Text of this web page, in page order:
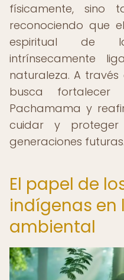
físicamente, sino
reconociendo que
espiritual de
intrínsecamente
naturaleza. A través
busca
Pachamama y
cuidar y
generaciones futuras.
El papel de
indígenas en
ambiental